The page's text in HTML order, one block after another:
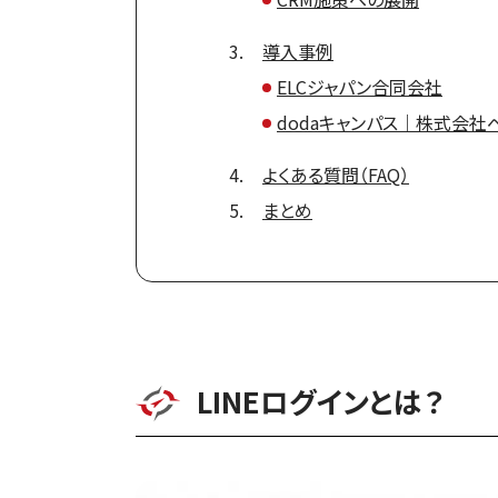
導入事例
ELCジャパン合同会社
dodaキャンパス｜株式会社
よくある質問（FAQ）
まとめ
LINEログインとは？